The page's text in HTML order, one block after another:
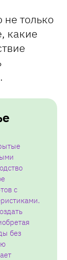
только
какие
с
без